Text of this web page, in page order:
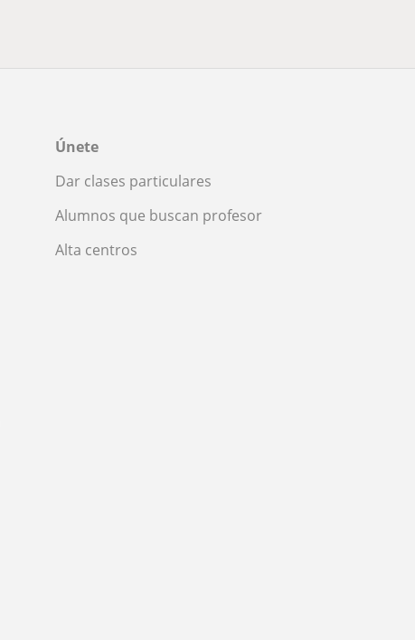
Únete
Dar clases particulares
Alumnos que buscan profesor
Alta centros